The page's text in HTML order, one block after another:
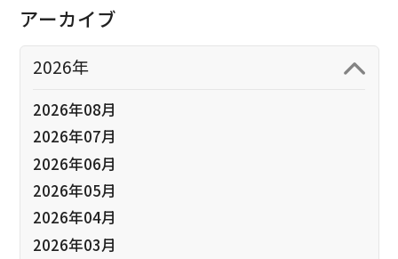
アーカイブ
2026年
2026年08月
2026年07月
2026年06月
2026年05月
2026年04月
2026年03月